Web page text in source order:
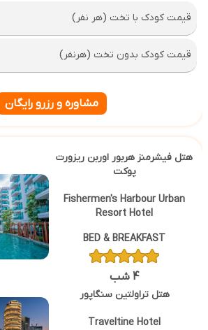
قیمت کودک با تخت (هر نفر)
قیمت کودک بدون تخت (هرنفر)
مشاوره و رزرو رایگان
هتل فیشرمنز هربور اوربن ریزورت
پوکت
Fishermen's Harbour Urban
Resort Hotel
BED & BREAKFAST
4 شب
هتل تراولتین سنگاپور
Traveltine Hotel